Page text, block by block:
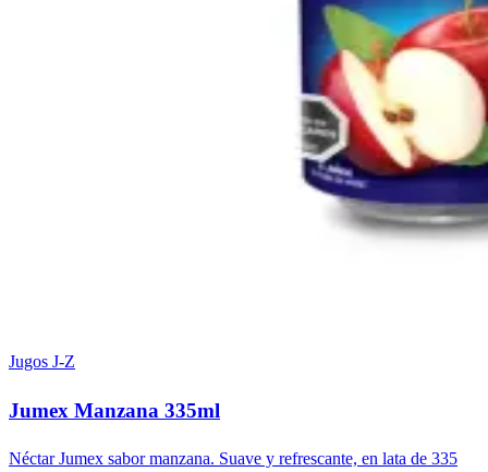
Jugos J-Z
Jumex Manzana 335ml
Néctar Jumex sabor manzana. Suave y refrescante, en lata de 335